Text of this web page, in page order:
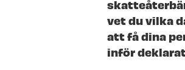
vet du vilka
att få dina
inför